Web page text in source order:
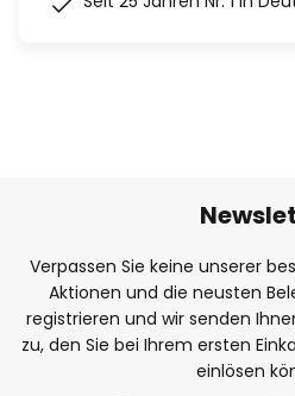
Verpassen Sie keine unserer
Aktionen und die neusten
registrieren und wir senden
zu, den Sie bei Ihrem ersten
einlösen